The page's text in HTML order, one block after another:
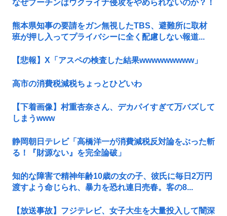
なぜプーチンはウクライナ侵攻をやめられないのか？！
熊本県知事の要請をガン無視したTBS、避難所に取材
班が押し入ってプライバシーに全く配慮しない報道...
【悲報】X「アスペの検査した結果wwwwwwwww」
高市の消費税減税ちょっとひどいわ
【下着画像】村重杏奈さん、デカパイすぎて万バズして
しまうwww
静岡朝日テレビ「高橋洋一が消費減税反対論をぶった斬
る！『財源ない』を完全論破」
知的な障害で精神年齢10歳の女の子、彼氏に毎日2万円
渡すよう命じられ、暴力を恐れ連日売春。客の8...
【放送事故】フジテレビ、女子大生を大量投入して闇深